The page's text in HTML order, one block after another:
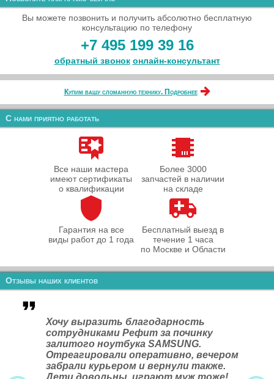
Вы можете позвонить и получить абсолютно бесплатную
консультацию по телефону
+7 495 199 39 16
обратный звонок онлайн‑консультант
Купим вашу сломанную технику. Подробнее
С нами приятно работать
Все наши мастера
имеют сертификаты
о квалификации
Более 3000
запчастей в наличии
на складе
Гарантия на все
виды работ до 1 года
Бесплатный выезд в
течение 1 часа
по Москве и Области
Отзывы наших клиентов
Хочу выразить благодарность
сотрудниками Рефит за починку
залитого ноутбука SAMSUNG.
Отреагировали оперативно, вечером
забрали курьером и вернули также.
Дети довольны, играют муж тоже!